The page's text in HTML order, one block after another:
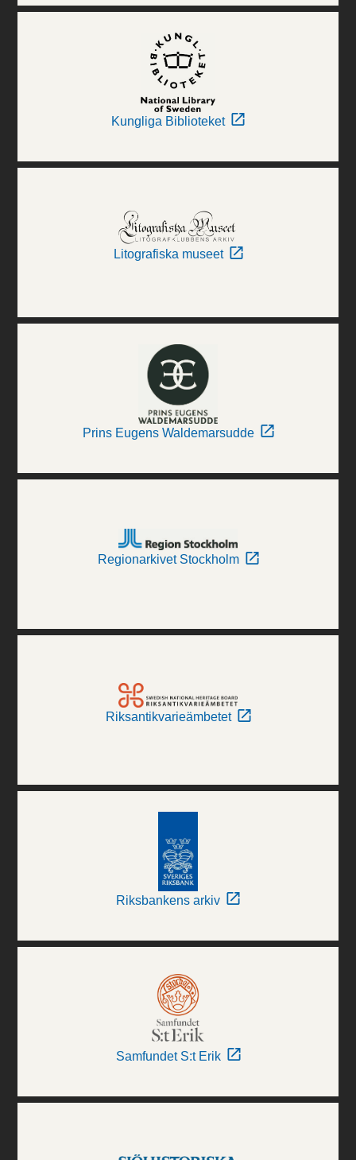
Kungliga Biblioteket
Litografiska museet
Prins Eugens Waldemarsudde
Regionarkivet Stockholm
Riksantikvarieämbetet
Riksbankens arkiv
Samfundet S:t Erik